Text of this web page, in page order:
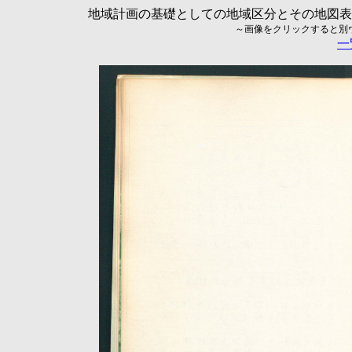
地域計画の基礎としての地域区分とその地
～画像をクリックすると
一